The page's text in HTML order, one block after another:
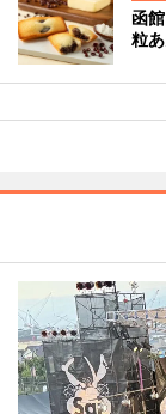
函
粒